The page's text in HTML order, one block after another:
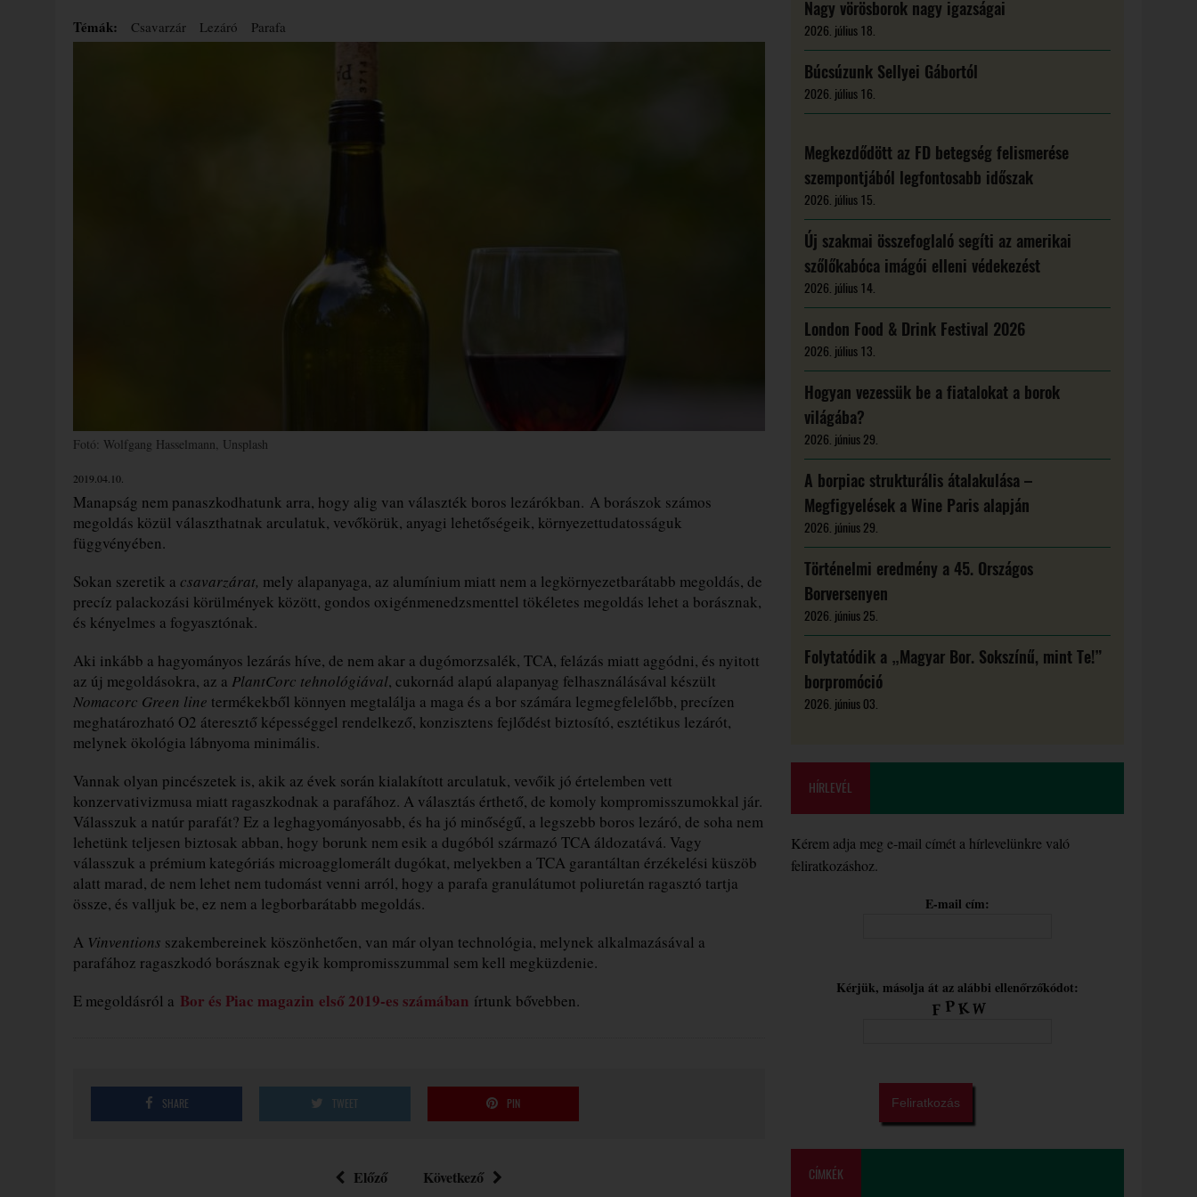
Témák: Csavarzár Lezáró Parafa
Fotó: Wolfgang Hasselmann, Unsplash
2019.04.10.
Manapság nem panaszkodhatunk arra, hogy alig van választék boros lezárókban. A borászok számos
megoldás közül választhatnak arculatuk, vevőkörük, anyagi lehetőségeik, környezettudatosságuk
függvényében.
Sokan szeretik a csavarzárat, mely alapanyaga, az alumínium miatt nem a legkörnyezetbarátabb megoldás, de
precíz palackozási körülmények között, gondos oxigénmenedzsmenttel tökéletes megoldás lehet a borásznak,
és kényelmes a fogyasztónak.
Aki inkább a hagyományos lezárás híve, de nem akar a dugómorzsalék, TCA, felázás miatt aggódni, és nyitott
az új megoldásokra, az a PlantCorc tehnológiával, cukornád alapú alapanyag felhasználásával készült
Nomacorc Green line termékekből könnyen megtalálja a maga és a bor számára legmegfelelőbb, precízen
meghatározható O2 áteresztő képességgel rendelkező, konzisztens fejlődést biztosító, esztétikus lezárót,
melynek ökológia lábnyoma minimális.
Vannak olyan pincészetek is, akik az évek során kialakított arculatuk, vevőik jó értelemben vett
konzervativizmusa miatt ragaszkodnak a parafához. A választás érthető, de komoly kompromisszumokkal jár.
Válasszuk a natúr parafát? Ez a leghagyományosabb, és ha jó minőségű, a legszebb boros lezáró, de soha nem
lehetünk teljesen biztosak abban, hogy borunk nem esik a dugóból származó TCA áldozatává. Vagy
válasszuk a prémium kategóriás microagglomerált dugókat, melyekben a TCA garantáltan érzékelési küszöb
alatt marad, de nem lehet nem tudomást venni arról, hogy a parafa granulátumot poliuretán ragasztó tartja
össze, és valljuk be, ez nem a legborbarátabb megoldás.
A Vinventions szakembereinek köszönhetően, van már olyan technológia, melynek alkalmazásával a
parafához ragaszkodó borásznak egyik kompromisszummal sem kell megküzdenie.
E megoldásról a Bor és Piac magazin első 2019-es számában írtunk bővebben.
SHARE TWEET PIN
Előző Következő
Nagy vörösborok nagy igazságai
2026. július 18.
Búcsúzunk Sellyei Gábortól
2026. július 16.
Megkezdődött az FD betegség felismerése
szempontjából legfontosabb időszak
2026. július 15.
Új szakmai összefoglaló segíti az amerikai
szőlőkabóca imágói elleni védekezést
2026. július 14.
London Food & Drink Festival 2026
2026. július 13.
Hogyan vezessük be a fiatalokat a borok
világába?
2026. június 29.
A borpiac strukturális átalakulása –
Megfigyelések a Wine Paris alapján
2026. június 29.
Történelmi eredmény a 45. Országos
Borversenyen
2026. június 25.
Folytatódik a „Magyar Bor. Sokszínű, mint Te!”
borpromóció
2026. június 03.
HÍRLEVÉL
Kérem adja meg e-mail címét a hírlevelünkre való
feliratkozáshoz.
E-mail cím:
Kérjük, másolja át az alábbi ellenőrzőkódot:
CÍMKÉK